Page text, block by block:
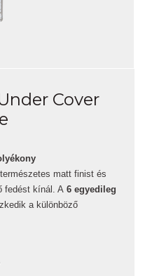
Cover
matt finist és
fedést kínál. A 6 egyedileg
a különböző